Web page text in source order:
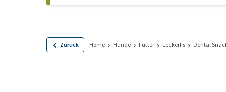
Hundefutter
Probiotika und
Zurück Home Hunde Futter Leckerlis Dental